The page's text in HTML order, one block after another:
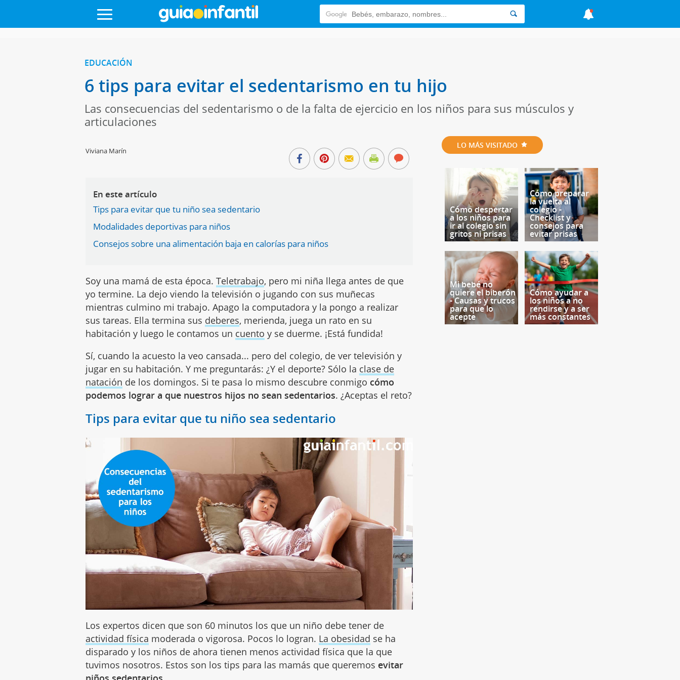
EDUCACIÓN
6 tips para evitar el sedentarismo en tu hijo
Las consecuencias del sedentarismo o de la falta de ejercicio en los niños para sus músculos y
articulaciones
Viviana Marín
En este artículo
Tips para evitar que tu niño sea sedentario
Modalidades deportivas para niños
Consejos sobre una alimentación baja en calorías para niños
Soy una mamá de esta época.Teletrabajo, pero mi niña llega antes de que
yo termine. La dejo viendo la televisión o jugando con sus muñecas
mientras culmino mi trabajo. Apago la computadora y la pongo a realizar
sus tareas. Ella termina sus deberes, merienda, juega un rato en su
habitación y luego le contamos un cuento y se duerme. ¡Está fundida!
Sí, cuando la acuesto la veo cansada... pero del colegio, de ver televisión y
jugar en su habitación. Y me preguntarás: ¿Y el deporte? Sólo la clase de
natación de los domingos. Si te pasa lo mismo descubre conmigo cómo
podemos lograr a que nuestros hijos no sean sedentarios. ¿Aceptas el reto?
Tips para evitar que tu niño sea sedentario
Los expertos dicen que son 60 minutos los que un niño debe tener de
actividad física moderada o vigorosa. Pocos lo logran. La obesidad se ha
disparado y los niños de ahora tienen menos actividad física que la que
tuvimos nosotros. Estos son los tips para las mamás que queremos evitar
LO MÁS VISITADO
Cómo despertar
a los niños para
ir al colegio sin
gritos ni prisas
Cómo preparar
la vuelta al
colegio -
Checklist y
consejos para
evitar prisas
Mi bebé no
quiere el biberón
- Causas y trucos
para que lo
acepte
Cómo ayudar a
los niños a no
rendirse y a ser
más constantes